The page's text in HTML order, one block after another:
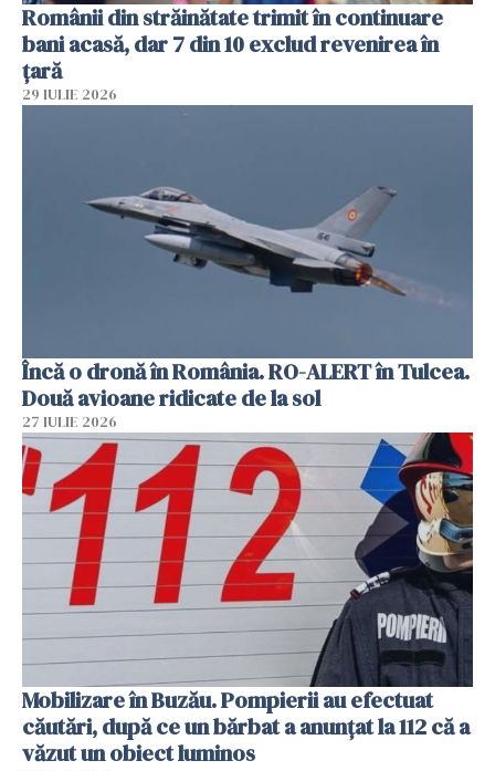
Românii din străinătate trimit în continuare
bani acasă, dar 7 din 10 exclud revenirea în
țară
29 IULIE 2026
Încă o dronă în România. RO-ALERT în Tulcea.
Două avioane ridicate de la sol
27 IULIE 2026
Mobilizare în Buzău. Pompierii au efectuat
căutări, după ce un bărbat a anunțat la 112 că a
văzut un obiect luminos